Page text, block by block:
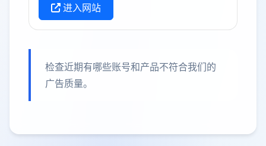
进入网站
检查近期有哪些账号和产品不符合我们的
广告质量。